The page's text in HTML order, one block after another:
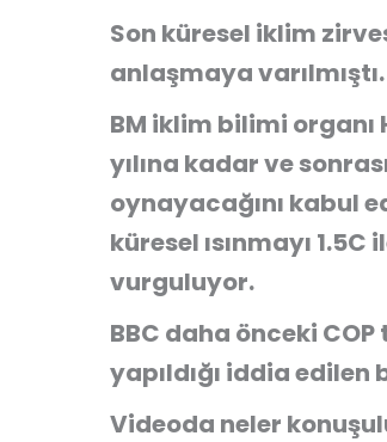
Son küresel iklim
anlaşmaya varılmıştı.
BM iklim bilimi organı
yılına kadar ve
oynayacağını kabul
küresel ısınmayı
vurguluyor.
BBC daha önceki
yapıldığı iddia edilen
Videoda neler